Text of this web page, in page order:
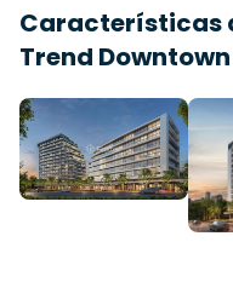
Características
Trend